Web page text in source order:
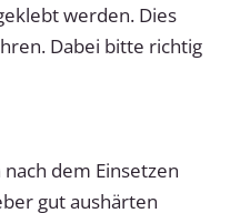
werden. Dies
Dabei bitte richtig
dem Einsetzen
gut aushärten